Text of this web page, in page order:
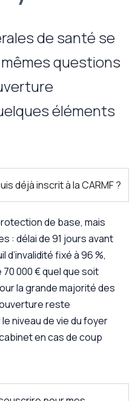
de santé se
questions
éléments
déjà inscrit à la CARMF ?
de base, mais
: délai de 91 jours avant
d’invalidité fixé à 96 %,
000 € quel que soit
la grande majorité des
reste
niveau de vie du foyer
en cas de coup